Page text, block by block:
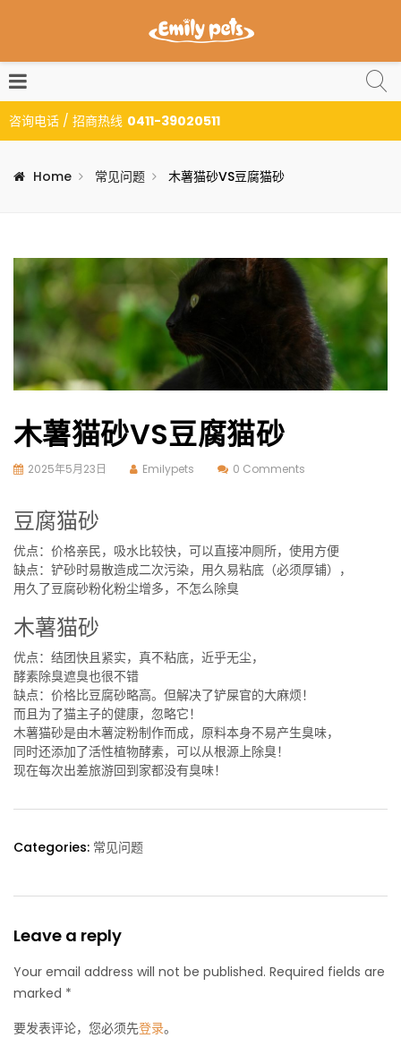
咨询电话 / 招商热线 0411-39020511
Home 常见问题 木薯猫砂VS豆腐猫砂
木薯猫砂VS豆腐猫砂
2025年5月23日 Emilypets 0 Comments
豆腐猫砂
优点：价格亲民，吸水比较快，可以直接冲厕所，使用方便
缺点：铲砂时易散造成二次污染，用久易粘底（必须厚铺），
用久了豆腐砂粉化粉尘增多，不怎么除臭
木薯猫砂
优点：结团快且紧实，真不粘底，近乎无尘，
酵素除臭遮臭也很不错
缺点：价格比豆腐砂略高。但解决了铲屎官的大麻烦！
而且为了猫主子的健康，忽略它！
木薯猫砂是由木薯淀粉制作而成，原料本身不易产生臭味，
同时还添加了活性植物酵素，可以从根源上除臭！
现在每次出差旅游回到家都没有臭味！
Categories: 常见问题
Leave a reply
Your email address will not be published. Required fields are
marked *
要发表评论，您必须先登录。